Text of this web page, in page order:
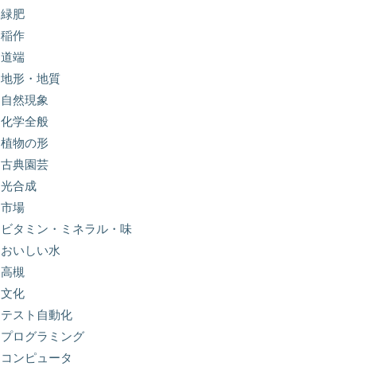
緑肥
稲作
道端
地形・地質
自然現象
化学全般
植物の形
古典園芸
光合成
市場
ビタミン・ミネラル・味
おいしい水
高槻
文化
テスト自動化
プログラミング
コンピュータ